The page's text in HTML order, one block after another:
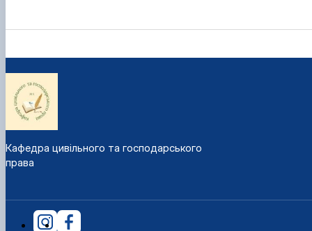
Кафедра цивільного та господарського
права